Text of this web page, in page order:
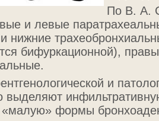
По В. А.
и левые
нижние
бифуркационной),
и
выделяют
«малую» формы